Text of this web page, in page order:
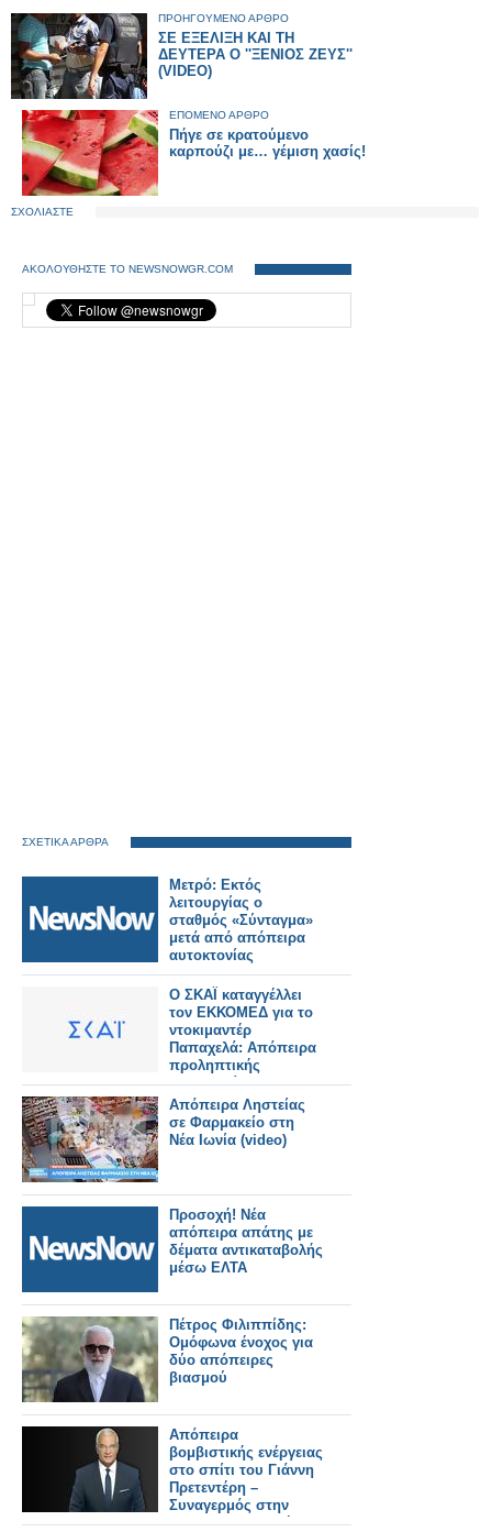
ΠΡΟΗΓΟΥΜΕΝΟ ΑΡΘΡΟ
ΣΕ ΕΞΕΛΙΞΗ ΚΑΙ ΤΗ
ΔΕΥΤΕΡΑ Ο ''ΞΕΝΙΟΣ ΖΕΥΣ''
(VIDEO)
ΕΠΟΜΕΝΟ ΑΡΘΡΟ
Πήγε σε κρατούμενο
καρπούζι με… γέμιση χασίς!
ΣΧΟΛΙΑΣΤΕ
ΑΚΟΛΟΥΘΗΣΤΕ ΤΟ NEWSNOWGR.COM
ΣΧΕΤΙΚΑ ΑΡΘΡΑ
Μετρό: Εκτός
λειτουργίας ο
σταθμός «Σύνταγμα»
μετά από απόπειρα
αυτοκτονίας
Ο ΣΚΑΪ καταγγέλλει
τον ΕΚΚΟΜΕΔ για το
ντοκιμαντέρ
Παπαχελά: Απόπειρα
προληπτικής
λογοκρισίας
Απόπειρα Ληστείας
σε Φαρμακείο στη
Νέα Ιωνία (video)
Προσοχή! Νέα
απόπειρα απάτης με
δέματα αντικαταβολής
μέσω ΕΛΤΑ
Πέτρος Φιλιππίδης:
Ομόφωνα ένοχος για
δύο απόπειρες
βιασμού
Απόπειρα
βομβιστικής ενέργειας
στο σπίτι του Γιάννη
Πρετεντέρη –
Συναγερμός στην
Αντιτρομοκρατική